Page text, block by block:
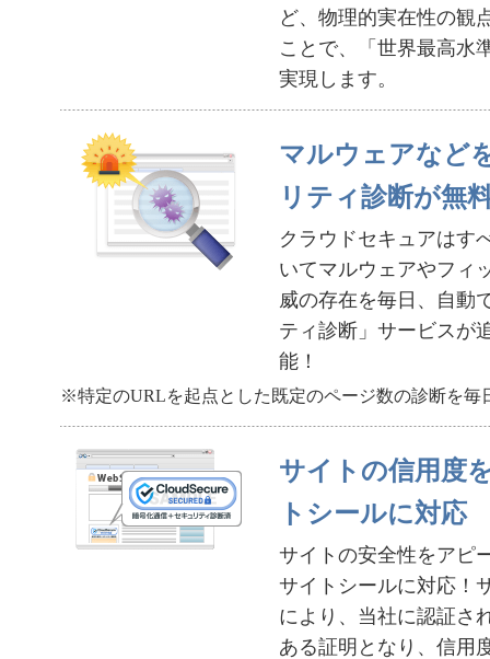
ど、物理的実在性の観
ことで、「世界最高水
実現します。
マルウェアなど
リティ診断が無
クラウドセキュアはす
いてマルウェアやフィ
威の存在を毎日、自動
ティ診断」サービスが
能！
※特定のURLを起点とした既定のページ数の診断を毎
サイトの信用度
トシールに対応
サイトの安全性をアピ
サイトシールに対応！
により、当社に認証さ
ある証明となり、信用